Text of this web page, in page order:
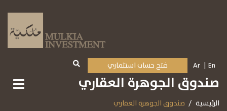
En
Ar فتح حساب استثماري
صندوق الجوهرة العقاري
الرئيسية صندوق الجوهرة العقاري